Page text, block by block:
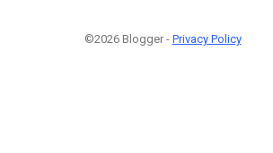
©2026 Blogger - Privacy Policy